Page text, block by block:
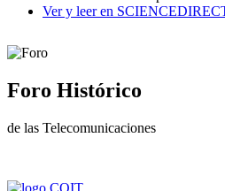
Ver y leer en
Foro Histórico
de las Telecomunicaciones